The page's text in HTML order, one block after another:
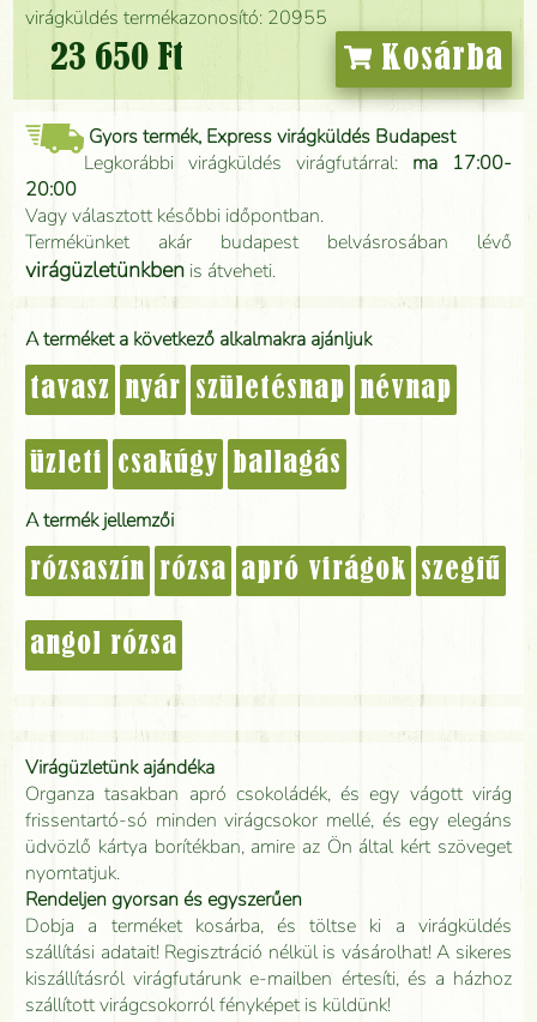
virágküldés termékazonosító: 20955
23 650 Ft Kosárba
Gyors termék, Express virágküldés Budapest
Legkorábbi virágküldés virágfutárral: ma 17:00-
20:00
Vagy választott későbbi időpontban.
Termékünket akár budapest belvásrosában lévő
virágüzletünkben is átveheti.
A terméket a következő alkalmakra ajánljuk
tavasz nyár születésnap névnap
üzleti csakúgy ballagás
A termék jellemzői
rózsaszín rózsa apró virágok szegfű
angol rózsa
Virágüzletünk ajándéka
Organza tasakban apró csokoládék, és egy vágott virág
frissentartó-só minden virágcsokor mellé, és egy elegáns
üdvözlő kártya borítékban, amire az Ön által kért szöveget
nyomtatjuk.
Rendeljen gyorsan és egyszerűen
Dobja a terméket kosárba, és töltse ki a virágküldés
szállítási adatait! Regisztráció nélkül is vásárolhat! A sikeres
kiszállításról virágfutárunk e-mailben értesíti, és a házhoz
szállított virágcsokorról fényképet is küldünk!